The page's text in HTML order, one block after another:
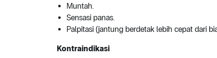
Muntah.
Sensasi panas.
Palpitasi (jantung berdetak lebih cepat dari
Kontraindikasi